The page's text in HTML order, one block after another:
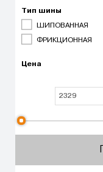
Тип шины
ШИПОВАННАЯ
ФРИКЦИОННАЯ
Цена